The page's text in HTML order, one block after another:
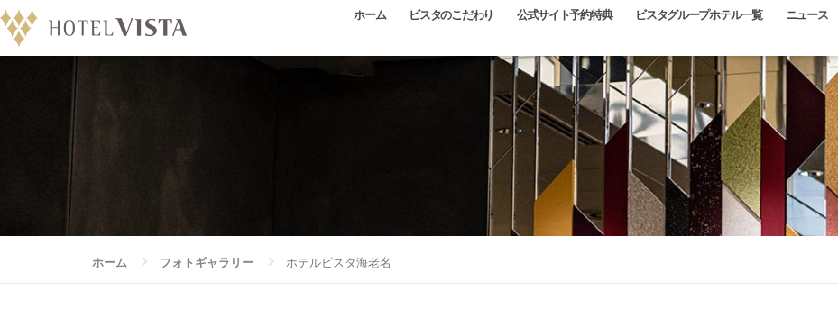
ホーム ビスタのこだわり 公式サイト予約特典 ビスタグループホテル一覧 ニュース
ホテル
チェックイン日
ホーム フォトギャラリー ホテルビスタ海老名